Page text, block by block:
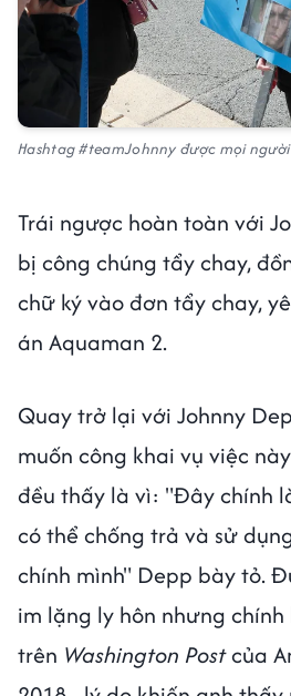
Hashtag #teamJohnny được mọi
Trái ngược hoàn toàn với
bị công chúng tẩy chay,
chữ ký vào đơn tẩy chay,
án Aquaman 2.
Quay trở lại với Johnny
muốn công khai vụ việc
đều thấy là vì: "Đây chính
có thể chống trả và sử
chính mình" Depp bày tỏ.
im lặng ly hôn nhưng
trên Washington Postcủa